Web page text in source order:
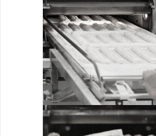
ENFOURNEMENT
Cuisson
ZOOM